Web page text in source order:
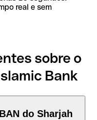
real e sem
sobre o
Bank
do Sharjah